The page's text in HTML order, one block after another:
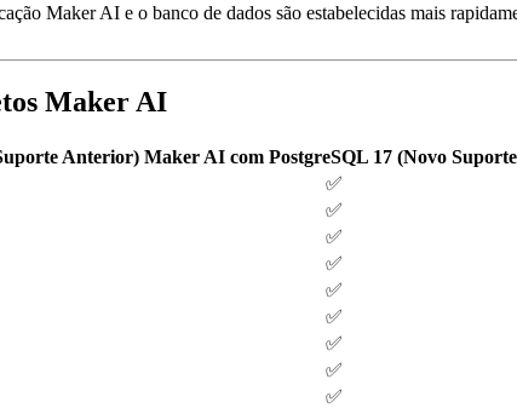
Maker AI e o banco de dados são estabelecidas mais
Maker AI
Anterior) Maker AI com PostgreSQL 17 (Novo
✅
✅
✅
✅
✅
✅
✅
✅
✅